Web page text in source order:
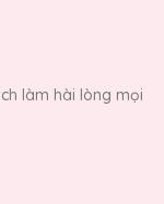
làm hài lòng mọi